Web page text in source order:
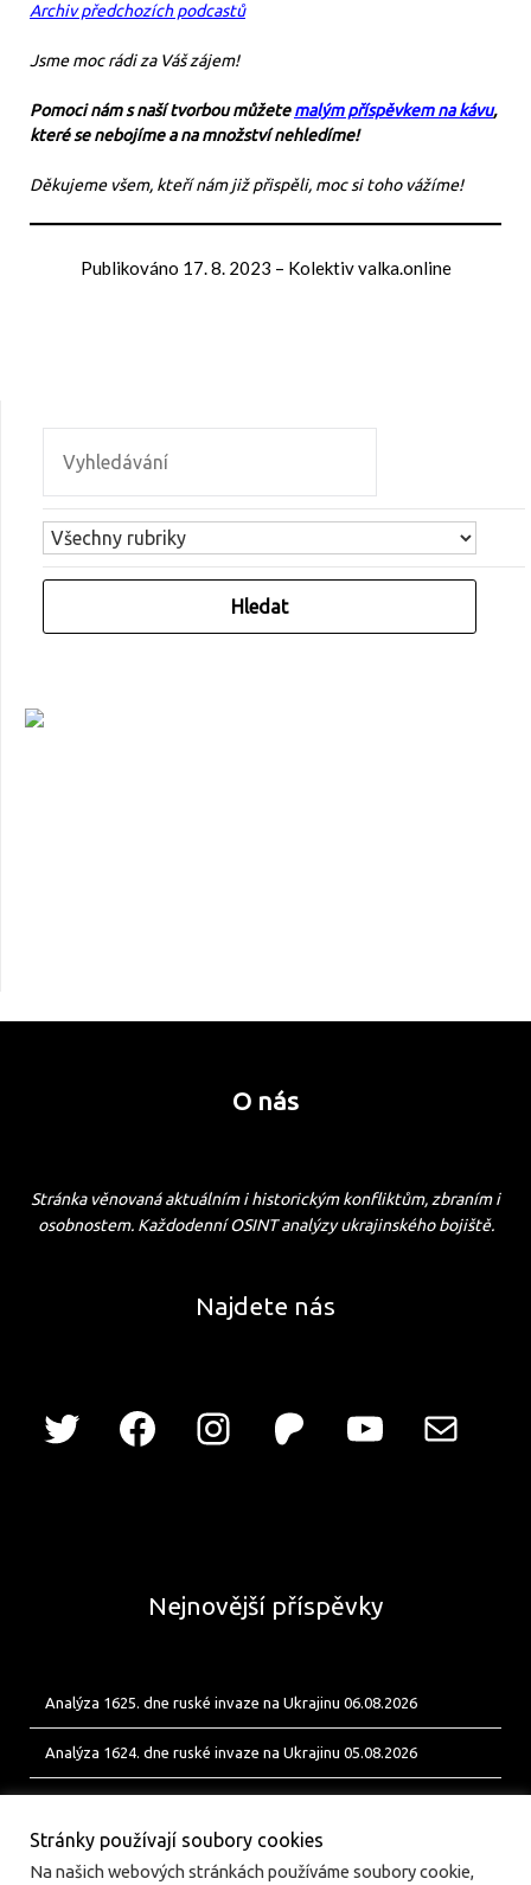
Archiv předchozích podcastů
Jsme moc rádi za Váš zájem!
Pomoci nám s naší tvorbou můžetemalým příspěvkem na kávu,
které se nebojíme a na množství nehledíme!
Děkujeme všem, kteří nám již přispěli, moc si toho vážíme!
Publikováno 17. 8. 2023 – Kolektiv valka.online
O nás
Stránka věnovaná aktuálním i historickým konfliktům, zbraním i
osobnostem. Každodenní OSINT analýzy ukrajinského bojiště.
Najdete nás
Nejnovější příspěvky
Analýza 1625. dne ruské invaze na Ukrajinu 06.08.2026
Analýza 1624. dne ruské invaze na Ukrajinu 05.08.2026
Stránky používají soubory cookies
Na našich webových stránkách používáme soubory cookie,